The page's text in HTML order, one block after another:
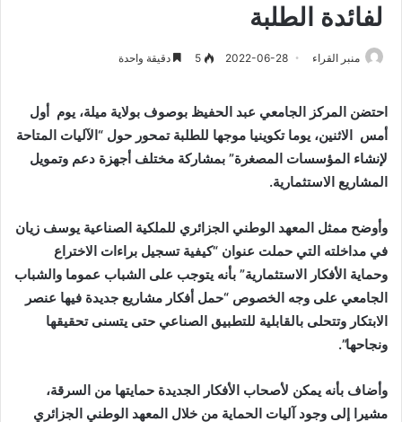
لفائدة الطلبة
منبر القراء 2022-06-28
5 دقيقة واحدة
احتضن المركز الجامعي عبد الحفيظ بوصوف بولاية ميلة، يوم أول
أمس الاثنين، يوما تكوينيا موجها للطلبة تمحور حول “الآليات المتاحة
لإنشاء المؤسسات المصغرة” بمشاركة مختلف أجهزة دعم وتمويل
المشاريع الاستثمارية.
وأوضح ممثل المعهد الوطني الجزائري للملكية الصناعية يوسف زيان
في مداخلته التي حملت عنوان “كيفية تسجيل براءات الاختراع
وحماية الأفكار الاستثمارية” بأنه يتوجب على الشباب عموما والشباب
الجامعي على وجه الخصوص “حمل أفكار مشاريع جديدة فيها عنصر
الابتكار وتتحلى بالقابلية للتطبيق الصناعي حتى يتسنى تحقيقها
ونجاحها”.
وأضاف بأنه يمكن لأصحاب الأفكار الجديدة حمايتها من السرقة،
مشيرا إلى وجود آليات الحماية من خلال المعهد الوطني الجزائري